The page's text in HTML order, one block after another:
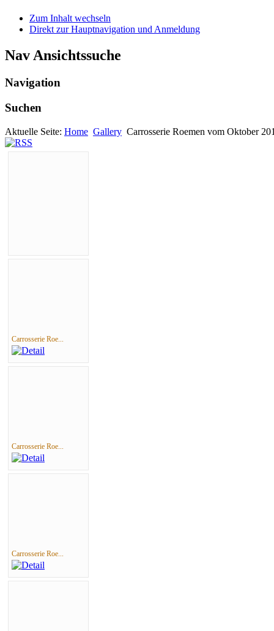
Zum Inhalt wechseln
Direkt zur Hauptnavigation und Anmeldung
Nav Ansichtssuche
Navigation
Suchen
Aktuelle Seite: Home Gallery Carrosserie Roemen vom Oktober
Carrosserie Roe...
Carrosserie Roe...
Carrosserie Roe...